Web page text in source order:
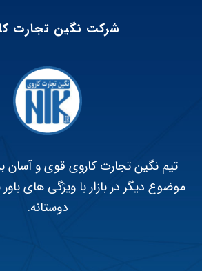
شرکت نگین تجارت
تیم نگین تجارت کاروی قوی و آسان
موضوع دیگر در بازار با ویژگی های
دوستانه.